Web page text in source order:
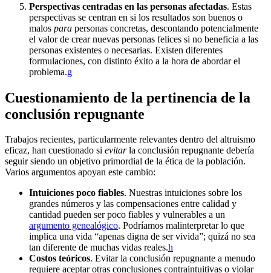
Perspectivas centradas en las personas afectadas. Estas
perspectivas se centran en si los resultados son buenos o
malos para personas concretas, descontando potencialmente
el valor de crear nuevas personas felices si no beneficia a las
personas existentes o necesarias. Existen diferentes
formulaciones, con distinto éxito a la hora de abordar el
problema.⁠g
Cuestionamiento de la pertinencia de la
conclusión repugnante
Trabajos recientes, particularmente relevantes dentro del altruismo
eficaz, han cuestionado si evitarla conclusión repugnante debería
seguir siendo un objetivo primordial de la ética de la población.
Varios argumentos apoyan este cambio:
Intuiciones poco fiables. Nuestras intuiciones sobre los
grandes números y las compensaciones entre calidad y
cantidad pueden ser poco fiables y vulnerables a un
argumento genealógico. Podríamos malinterpretar lo que
implica una vida “apenas digna de ser vivida”; quizá no sea
tan diferente de muchas vidas reales.⁠h
Costos teóricos. Evitar la conclusión repugnante a menudo
requiere aceptar otras conclusiones contraintuitivas o violar